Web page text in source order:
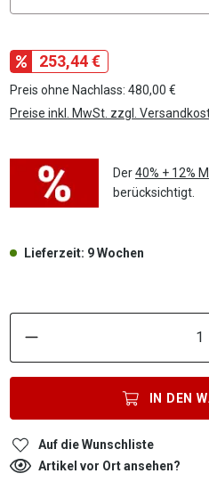
253,44 €
Preis ohne Nachlass: 480,00 €
Preise inkl. MwSt. zzgl.
Der40% + 12%
berücksichtigt.
Lieferzeit: 9 Wochen
IN DEN
Auf die Wunschliste
Artikel vor Ort ansehen?